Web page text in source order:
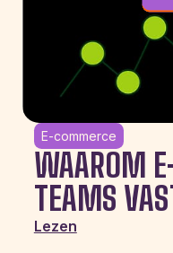
E-commerce
WAAROM
TEAMS
Lezen